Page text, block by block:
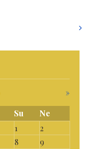
»
Su
Ne
1
2
8
9